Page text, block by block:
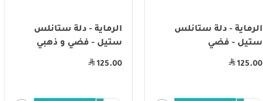
الرماية - دلة ستانلس
ستيل - فضي
125.00
الرماية - دلة ستانلس
ستيل - فضي و ذهبي
125.00